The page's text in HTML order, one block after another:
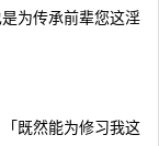
为传承前辈您这淫
既然能为修习我这